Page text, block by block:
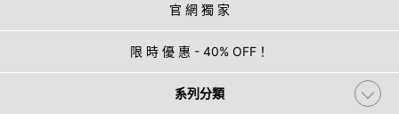
官 網 獨 家
限 時 優 惠 - 40% OFF！
系列分類